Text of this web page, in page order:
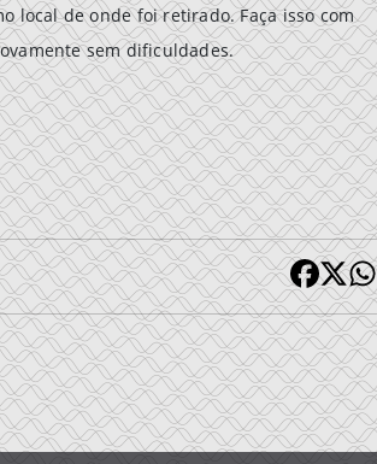
local de onde foi retirado. Faça isso com
sem dificuldades.